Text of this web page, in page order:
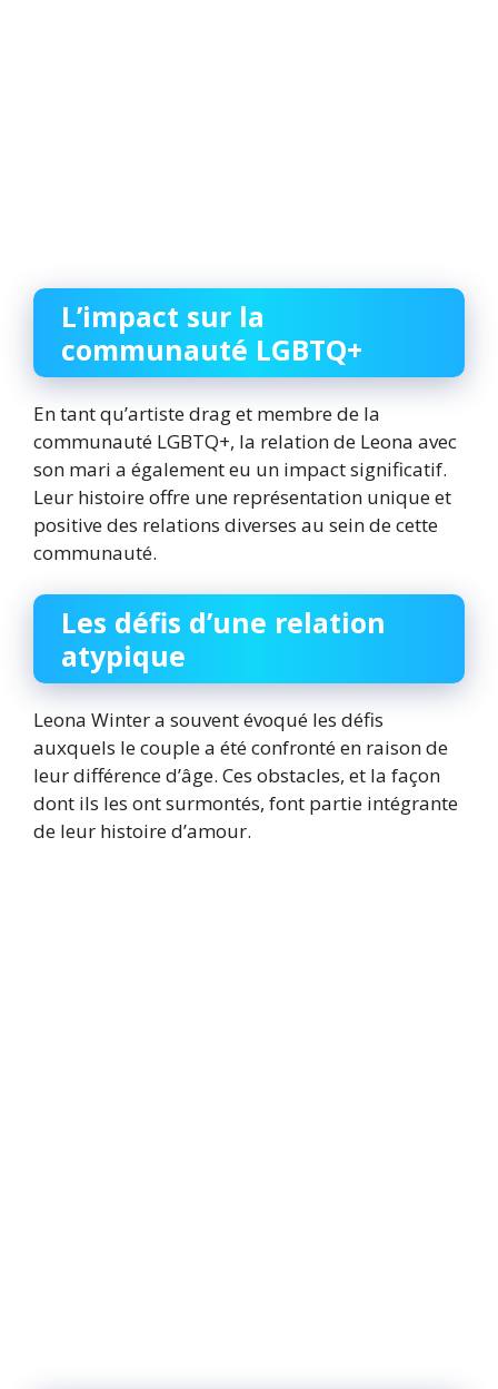
L’impact sur la
communauté LGBTQ+
En tant qu’artiste drag et membre de la
communauté LGBTQ+, la relation de Leona avec
son mari a également eu un impact significatif.
Leur histoire offre une représentation unique et
positive des relations diverses au sein de cette
communauté.
Les défis d’une relation
atypique
Leona Winter a souvent évoqué les défis
auxquels le couple a été confronté en raison de
leur différence d’âge. Ces obstacles, et la façon
dont ils les ont surmontés, font partie intégrante
de leur histoire d’amour.